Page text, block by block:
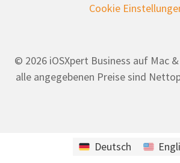
Cookie
© 2026 iOSXpert Business auf Mac
alle angegebenen Preise sind
Deutsch